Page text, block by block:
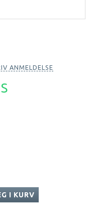
ANMELDELSE
I KURV